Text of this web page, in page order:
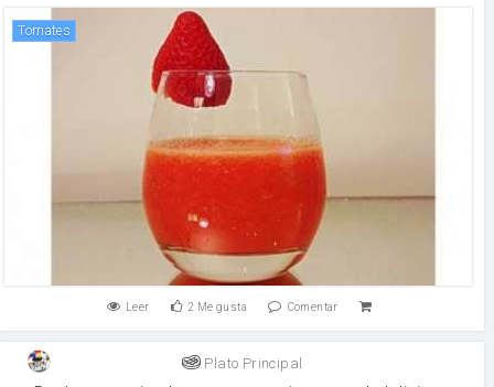
Tomates
Leer 2 Me gusta Comentar
Plato Principal